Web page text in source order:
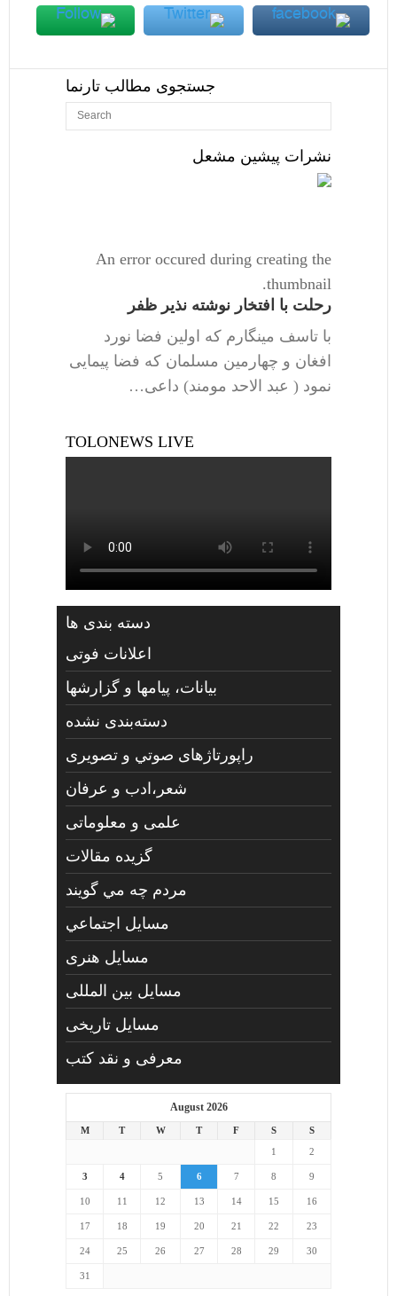
جستجوی مطالب تارنما
نشرات پیشین مشعل
An error occured during creating the
thumbnail.
رحلت با افتخار نوشته نذیر ظفر
با تاسف مینگارم که اولین فضا نورد
افغان و چهارمین مسلمان که فضا پیمایی
نمود ( عبد الاحد مومند) داعی…
TOLONEWS LIVE
دسته بندی ها
اعلانات فوتی
بیانات، پیامها و گزارشها
دسته‌بندی نشده
راپورتاژهای صوتي و تصويری
شعر،ادب و عرفان
علمی و معلوماتی
گزیده مقالات
مردم چه مي گويند
مسايل اجتماعي
مسايل هنری
مسایل بین المللی
مسایل تاریخی
معرفی و نقد کتب
August 2026
M T W T F S
S
1
2
3 4 5 6 7 8 9
10 11 12 13 14 15 16
17 18 19 20 21 22 23
24 25 26 27 28 29 30
31